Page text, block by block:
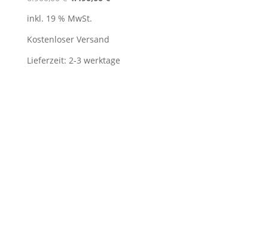
war:
6.900,00 €
inkl. 19 % MwSt.
Kostenloser Versand
Lieferzeit: 2-3 werktage